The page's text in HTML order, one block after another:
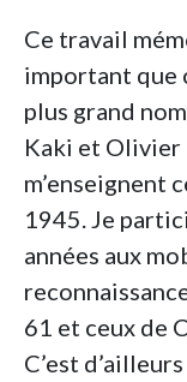
Ce travail
important que
plus grand
Kaki et Olivier
m’enseignent
1945. Je
années aux
61 et ceux de
C’est